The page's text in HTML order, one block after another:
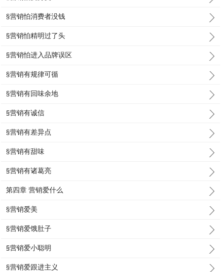
§营销怕消费者没钱
§营销怕精明过了头
§营销怕进入品牌误区
§营销有规律可循
§营销有回味余地
§营销有诚信
§营销有差异点
§营销有甜味
§营销有诸葛亮
第四章 营销爱什么
§营销爱美
§营销爱饿肚子
§营销爱小聪明
§营销爱跟进主义